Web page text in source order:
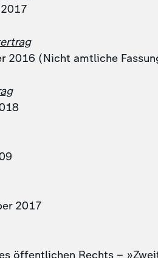
2016 (Nicht amtliche
2017
öffentlichen Rechts –